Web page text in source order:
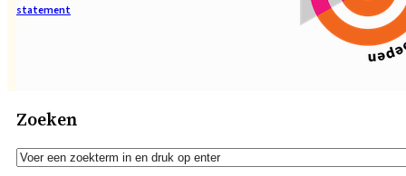
statement
Zoeken
Zoeken